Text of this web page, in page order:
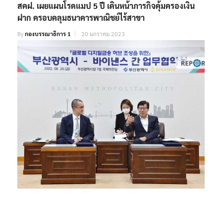
สคฝ. เผยแผนโรดแมป 5 ปี เดินหน้าภารกิจคุ้มครองเงิน
ฝาก ครอบคลุมธนาคารพาณิชย์ไร้สาขา
Byกองบรรณาธิการ 1 20 มกราคม 2023